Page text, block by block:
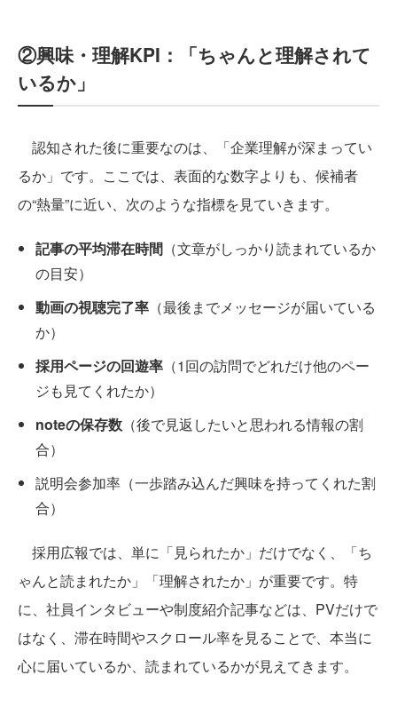
②興味・理解KPI：「ちゃんと理解されて
いるか」
認知された後に重要なのは、「企業理解が深まってい
るか」です。ここでは、表面的な数字よりも、候補者
の“熱量”に近い、次のような指標を見ていきます。
記事の平均滞在時間 （文章がしっかり読まれているか
の目安）
動画の視聴完了率 （最後までメッセージが届いている
か）
採用ページの回遊率 （1回の訪問でどれだけ他のペー
ジも見てくれたか）
noteの保存数 （後で見返したいと思われる情報の割
合）
説明会参加率（一歩踏み込んだ興味を持ってくれた割
合）
採用広報では、単に「見られたか」だけでなく、「ち
ゃんと読まれたか」「理解されたか」が重要です。特
に、社員インタビューや制度紹介記事などは、PVだけで
はなく、滞在時間やスクロール率を見ることで、本当に
心に届いているか、読まれているかが見えてきます。